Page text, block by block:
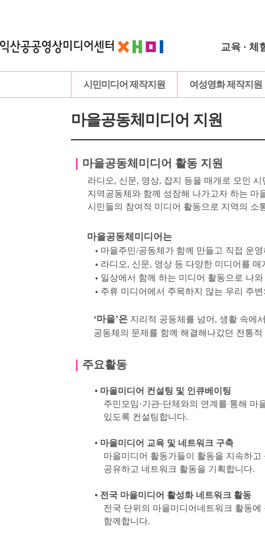
교육 · 체
시민미디어 제작지원 여성영화 제작지원
마을공동체미디어 지원
마을공동체미디어 활동 지원
라디오, 신문, 영상, 잡지 등을 매개로 모인 시
지역공동체와 함께 성장해 나가고자 하는 마
시민들의 참여적 미디어 활동으로 지역의 소
마을공동체미디어는
• 마을주민/공동체가 함께 만들고 직접 운
• 라디오, 신문, 영상 등 다양한 미디어를
• 일상에서 함께 하는 미디어 활동으로 나
• 주류 미디어에서 주목하지 않는 우리 주
‘마을’은 지리적 공동체를 넘어 ,생활 속에
공동체의 문제를 함께 해결해나갔던 전통
주요활동
• 마을미디어 컨설팅 및 인큐베이팅
주민모임·기관·단체와의 연계를 통해 마
있도록 컨설팅합니다.
• 마을미디어 교육 및 네트워크 구축
마을미디어 활동가들이 활동을 지속하
공유하고 네트워크 활동을 기획합니다.
• 전국 마을미디어 활성화 네트워크 활동
전국 단위의 마을미디어네트워크 활동
함께합니다.